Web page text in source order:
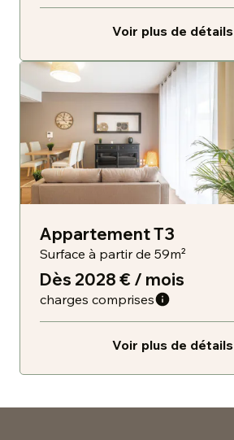
Voir plus de détails
Appartement T3
Surface à partir de 59m²
Dès 2028 € / mois
charges comprises
Voir plus de détails